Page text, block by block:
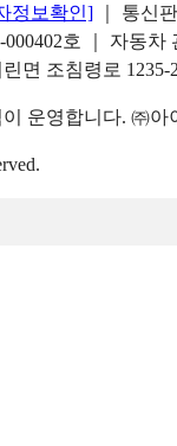
정보확인]
｜ 통신
호 ｜ 자동
면 조침령로
운영합니다. ㈜